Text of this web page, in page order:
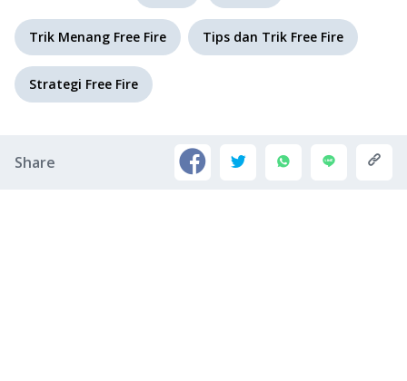
Trik Menang Free Fire Tips dan Trik Free Fire
Strategi Free Fire
Share